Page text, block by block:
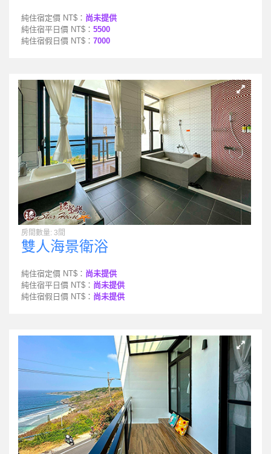
純住宿定價 NT$： 尚未提供
純住宿平日價 NT$： 5500
純住宿假日價 NT$： 7000
房間數量: 3間
雙人海景衛浴
純住宿定價 NT$： 尚未提供
純住宿平日價 NT$： 尚未提供
純住宿假日價 NT$： 尚未提供